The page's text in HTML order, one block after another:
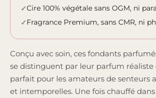
Cire 100% végétale sans OGM, ni
Fragrance Premium, sans CMR, ni
Conçu avec soin, ces fondants
se distinguent par leur parfum réaliste
parfait pour les amateurs de senteurs
et intemporelles. Une fois chauffé